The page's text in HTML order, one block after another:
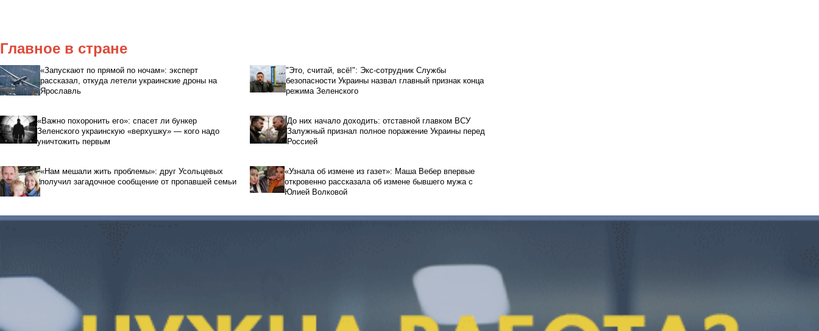
Главное в стране
«Запускают по прямой по ночам»: эксперт
рассказал, откуда летели украинские дроны на
Ярославль
"Это, считай, всё!": Экс-сотрудник Службы
безопасности Украины назвал главный признак конца
режима Зеленского
«Важно похоронить его»: спасет ли бункер
Зеленского украинскую «верхушку» — кого надо
уничтожить первым
До них начало доходить: отставной главком ВСУ
Залужный признал полное поражение Украины перед
Россией
«Нам мешали жить проблемы»: друг Усольцевых
получил загадочное сообщение от пропавшей семьи
«Узнала об измене из газет»: Маша Вебер впервые
откровенно рассказала об измене бывшего мужа с
Юлией Волковой